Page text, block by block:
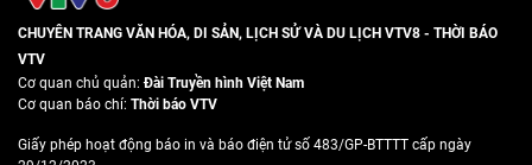
CHUYÊN TRANG VĂN HÓA, DI SẢN, LỊCH SỬ VÀ DU LỊCH VTV8 - THỜI BÁO
VTV
Cơ quan chủ quản:Đài Truyền hình Việt Nam
Cơ quan báo chí: Thời báo VTV
Giấy phép hoạt động báo in và báo điện tử số 483/GP-BTTTT cấp ngày